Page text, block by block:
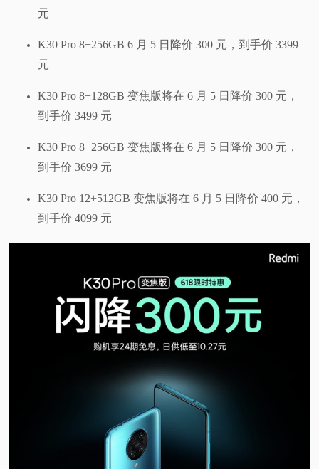
元
K30 Pro 8+256GB 6 月 5 日降价 300 元，到手价 3399
元
K30 Pro 8+128GB 变焦版将在 6 月 5 日降价 300 元，
到手价 3499 元
K30 Pro 8+256GB 变焦版将在 6 月 5 日降价 300 元，
到手价 3699 元
K30 Pro 12+512GB 变焦版将在 6 月 5 日降价 400 元，
到手价 4099 元